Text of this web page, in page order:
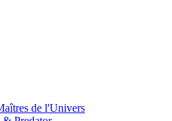
de l'Univers